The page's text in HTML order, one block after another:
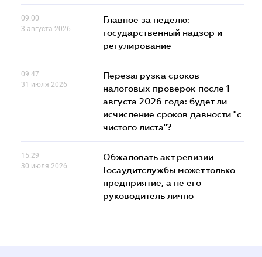
09.00
3 августа 2026
Главное за неделю:
государственный надзор и
регулирование
09.47
31 июля 2026
Перезагрузка сроков
налоговых проверок после 1
августа 2026 года: будет ли
исчисление сроков давности "с
чистого листа"?
15.29
30 июля 2026
Обжаловать акт ревизии
Госаудитслужбы может только
предприятие, а не его
руководитель лично